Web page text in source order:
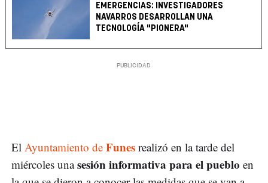
EMERGENCIAS: INVESTIGADORES
NAVARROS DESARROLLAN UNA
TECNOLOGÍA "PIONERA"
El Ayuntamiento de Funes realizó en la tarde del
miércoles unasesión informativa para el pueblo en